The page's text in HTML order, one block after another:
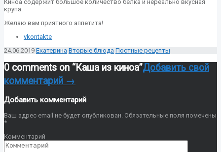
Киноа содержит большое количество белка и нереально вкусная
крупа.
Желаю вам приятного аппетита!
vkontakte
24.06.2019 Екатерина Вторые блюда Постные рецепты
0 comments on “Каша из киноа”Добавить свой
комментарий →
Добавить комментарий
Ваш адрес email не будет опубликован. Обязательные поля помечены
*
Комментарий